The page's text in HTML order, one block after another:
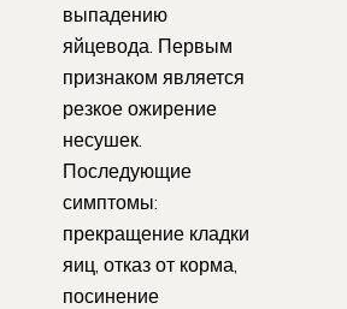
выпадению
яйцевода. Первым
признаком является
резкое ожирение
несушек.
Последующие
симптомы:
прекращение кладки
яиц, отказ от корма,
посинение